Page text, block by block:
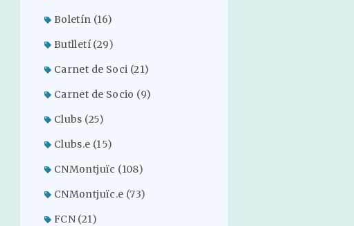
Boletín (16)
Butlletí (29)
Carnet de Soci (21)
Carnet de Socio (9)
Clubs (25)
Clubs.e (15)
CNMontjuïc (108)
CNMontjuïc.e (73)
FCN (21)